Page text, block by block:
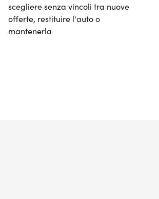
scegliere senza vincoli tra nuove
offerte, restituire l'auto o
mantenerla